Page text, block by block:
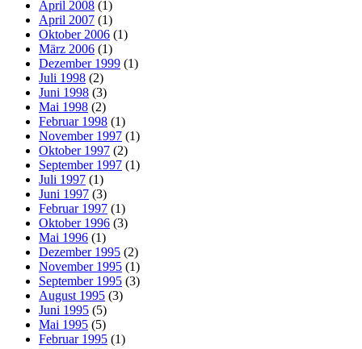
April 2008 (1)
April 2007 (1)
Oktober 2006 (1)
März 2006 (1)
Dezember 1999 (1)
Juli 1998 (2)
Juni 1998 (3)
Mai 1998 (2)
Februar 1998 (1)
November 1997 (1)
Oktober 1997 (2)
September 1997 (1)
Juli 1997 (1)
Juni 1997 (3)
Februar 1997 (1)
Oktober 1996 (3)
Mai 1996 (1)
Dezember 1995 (2)
November 1995 (1)
September 1995 (3)
August 1995 (3)
Juni 1995 (5)
Mai 1995 (5)
Februar 1995 (1)